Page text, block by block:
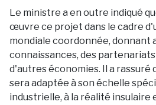
Le ministre a en outre indiqué
œuvre ce projet dans le cadre
mondiale coordonnée, donnant
connaissances, des
d'autres économies. Il a rassuré
sera adaptée à son échelle
industrielle, à la réalité